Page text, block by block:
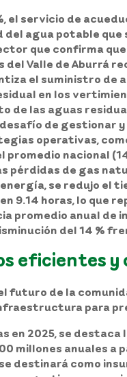
el servicio de
agua potable
que confirma
del Valle de Aburrá
el suministro de
en los
de las aguas
de gestionar
operativas,
promedio nacional
pérdidas de gas
se redujo el
9.14 horas, lo que
promedio anual
del 14 %
eficientes y
futuro de la
infraestructura para
2025, se destaca
millones anuales
destinará como